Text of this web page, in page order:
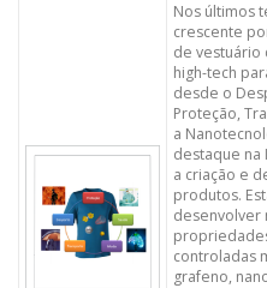
Nos últimos
crescente
de vestuário
high-tech
desde o
Proteção,
a
destaque na
a criação e
produtos.
desenvolver
controladas
grafeno,